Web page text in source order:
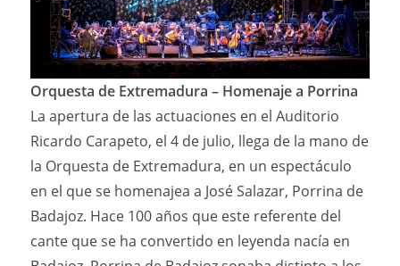
Orquesta de Extremadura – Homenaje a Porrina
La apertura de las actuaciones en el Auditorio
Ricardo Carapeto, el 4 de julio, llega de la mano de
la Orquesta de Extremadura, en un espectáculo
en el que se homenajea a José Salazar, Porrina de
Badajoz. Hace 100 años que este referente del
cante que se ha convertido en leyenda nacía en